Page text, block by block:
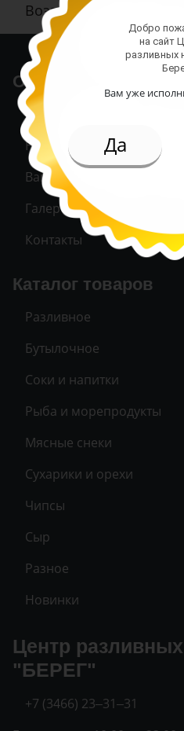
Возврат к списку
О магазине
Магазины
Новости
Вакансии
Галерея
Контакты
Каталог товаров
Разливное
Бутылочное
Соки и напитки
Рыба и морепродукты
Мясные снеки
Сухарики и орехи
Чипсы
Сыр
Разное
Новинки
Центр
"БЕРЕГ"
+7 (3466) 23‒31‒31
Добро
на сайт
разливных
Вам уже
Да